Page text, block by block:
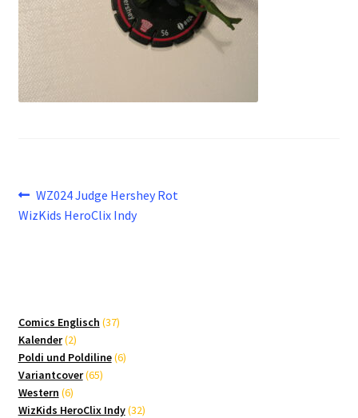
Beitragsnavigation
Vorheriger
Beitrag:
WZ024 Judge Hershey Rot
WizKids HeroClix Indy
Comics Englisch 3737
Kalender 22
Produkte
Poldi und Poldiline 66
Variantcover 6565
Western 66
Produkte
WizKids HeroClix Indy 3232